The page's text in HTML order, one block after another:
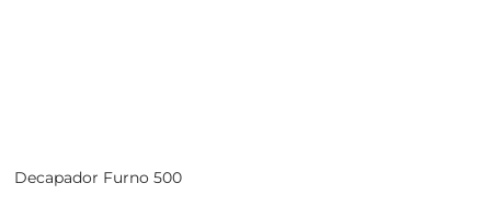
Decapador Furno 500